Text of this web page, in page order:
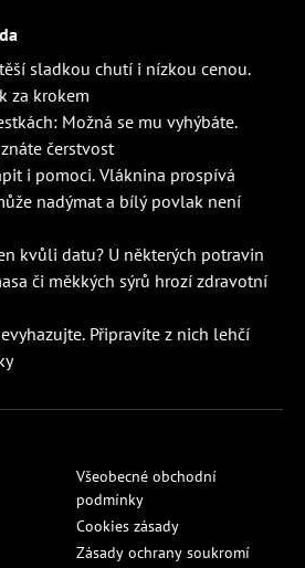
sladkou chutí i nízkou cenou.
za krokem
Možná se mu vyhýbáte.
čerstvost
i pomoci. Vláknina prospívá
nadýmat a bílý povlak není
kvůli datu? U některých potravin
či měkkých sýrů hrozí zdravotní
Připravíte z nich lehčí
Všeobecné obchodní
podmínky
Cookies zásady
Zásady ochrany soukromí